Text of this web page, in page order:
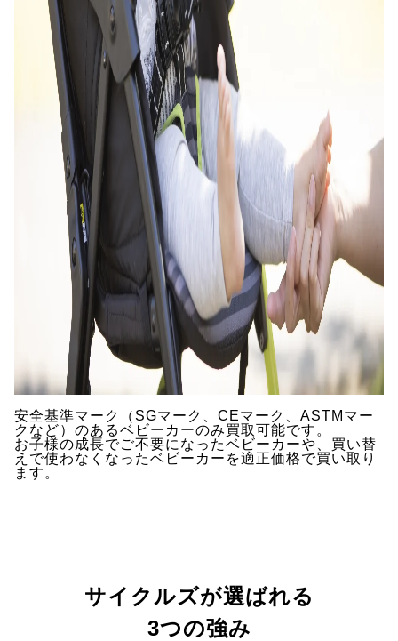
安全基準マーク（SGマーク、CEマーク、ASTMマー
クなど）のあるベビーカーのみ買取可能です。
お子様の成長でご不要になったベビーカーや、買い替
えで使わなくなったベビーカーを適正価格で買い取り
ます。
サイクルズが選ばれる
3つの強み